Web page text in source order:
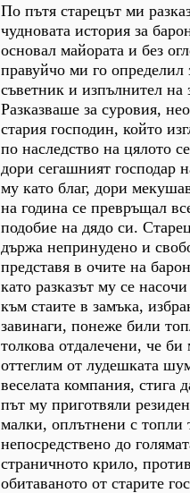
По пътя старецът ми
чудновата история за
основал майората и без
правуйчо ми го
съветник и изпълнител на
Разказваше за суровия,
стария господин, който
по наследство на цялото
дори сегашният господар
му като благ, дори
на година се превръщал
подобие на дядо си.
държа непринудено и
представя в очите на
като разказът му се
към стаите в замъка,
завинаги, понеже били
толкова отдалечени, че би
оттеглим от лудешката
веселата компания, стига
път му приготвяли
малки, оплътнени с топли
непосредствено до
страничното крило,
обитаваното от старите